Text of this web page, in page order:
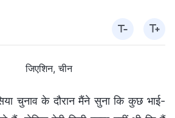
जिएशिन, चीन
चुनाव के दौरान मैंने सुना कि कुछ भाई-